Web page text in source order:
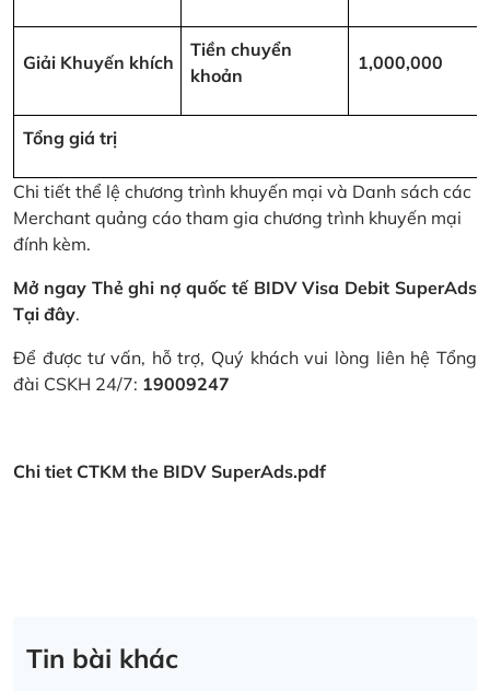
Giải Khuyến khích
Tiền chuyển
khoản
1,000,000
Tổng giá trị
Chi tiết thể lệ chương trình khuyến mại và Danh sách các
Merchant quảng cáo tham gia chương trình khuyến mại
đính kèm.
Mở ngay Thẻ ghi nợ quốc tế BIDV Visa Debit SuperAds
Tại đây.
Để được tư vấn, hỗ trợ, Quý khách vui lòng liên hệ Tổng
đài CSKH 24/7: 19009247
Chi tiet CTKM the BIDV SuperAds.pdf
Tin bài khác